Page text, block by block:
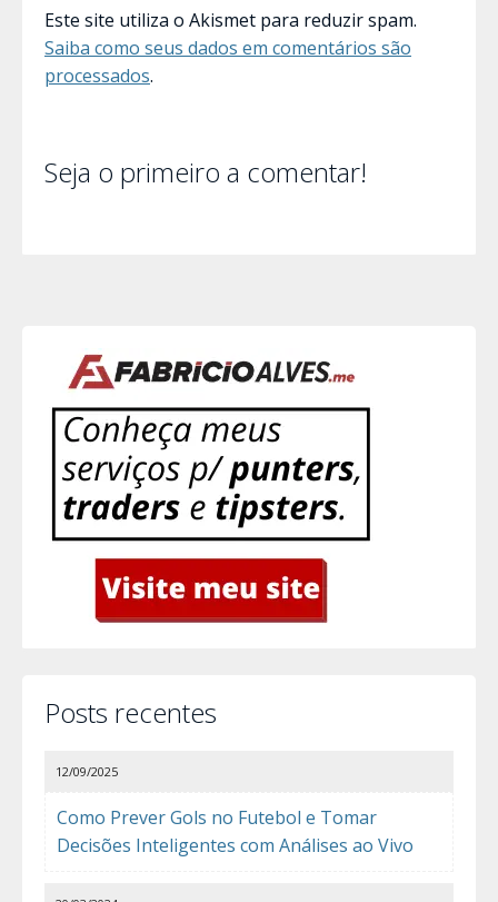
Este site utiliza o Akismet para reduzir spam.
Saiba como seus dados em comentários são
processados.
Seja o primeiro a comentar!
Posts recentes
Como Prever Gols no Futebol e Tomar
Decisões Inteligentes com Análises ao Vivo
12/09/2025